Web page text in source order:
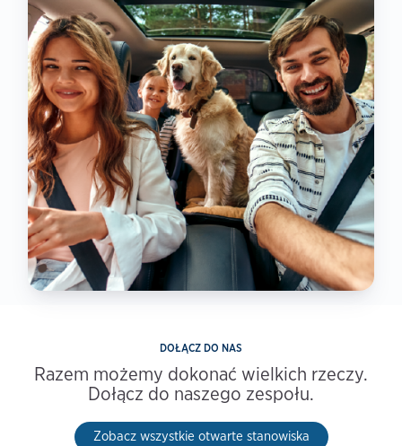
DOŁĄCZ DO NAS
Razem możemy dokonać wielkich rzeczy.
Dołącz do naszego zespołu.
Zobacz wszystkie otwarte stanowiska